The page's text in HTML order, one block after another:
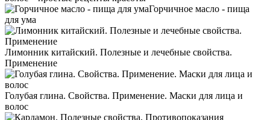
Горчичное масло - пища
для ума
Лимонник китайский. Полезные и лечебные свойства.
Применение
Голубая глина. Свойства. Применение. Маски для лица и
волос